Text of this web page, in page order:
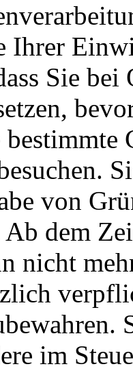
Ihrer
Sie
von
dem
nicht
im